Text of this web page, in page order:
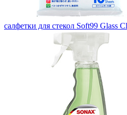
салфетки для стекол Soft99 Glass